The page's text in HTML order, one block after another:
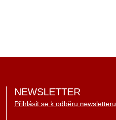
NEWSLETTER
Přihlásit se k odběru newsletteru